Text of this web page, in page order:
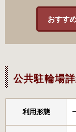
おすす
公共駐輪場
利用形態